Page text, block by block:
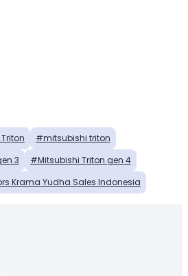
mitsubishi triton
3
Mitsubishi Triton gen 4
Krama Yudha Sales Indonesia